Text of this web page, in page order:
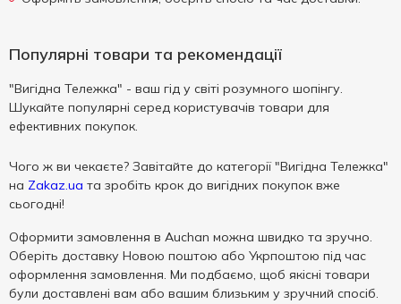
Популярні товари та рекомендації
"Вигідна Тележка" - ваш гід у світі розумного шопінгу.
Шукайте популярні серед користувачів товари для
ефективних покупок.
Чого ж ви чекаєте? Завітайте до категорії "Вигідна Тележка"
на Zakaz.ua та зробіть крок до вигідних покупок вже
сьогодні!
Оформити замовлення в Auchan можна швидко та зручно.
Оберіть доставку Новою поштою або Укрпоштою під час
оформлення замовлення. Ми подбаємо, щоб якісні товари
були доставлені вам або вашим близьким у зручний спосіб.